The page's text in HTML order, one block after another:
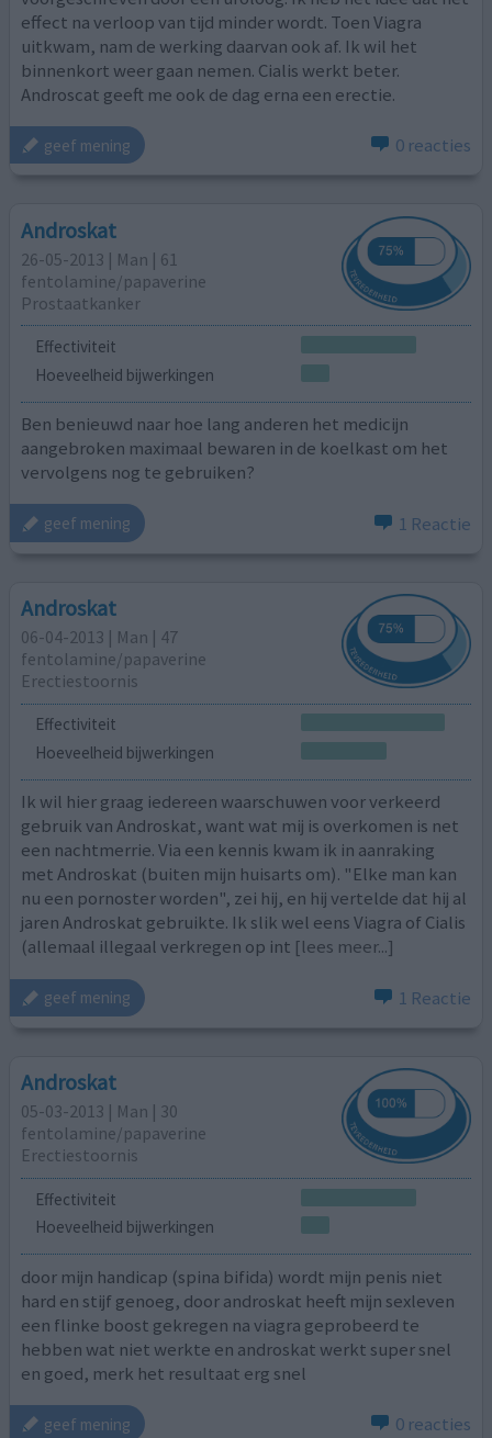
effect na verloop van tijd minder wordt. Toen Viagra
uitkwam, nam de werking daarvan ook af. Ik wil het
binnenkort weer gaan nemen. Cialis werkt beter.
Androscat geeft me ook de dag erna een erectie.
geef mening 0 reacties
Androskat
26-05-2013 | Man | 61
fentolamine/papaverine
Prostaatkanker
Effectiviteit
Hoeveelheid bijwerkingen
Ben benieuwd naar hoe lang anderen het medicijn
aangebroken maximaal bewaren in de koelkast om het
vervolgens nog te gebruiken?
geef mening 1 Reactie
Androskat
06-04-2013 | Man | 47
fentolamine/papaverine
Erectiestoornis
Effectiviteit
Hoeveelheid bijwerkingen
Ik wil hier graag iedereen waarschuwen voor verkeerd
gebruik van Androskat, want wat mij is overkomen is net
een nachtmerrie. Via een kennis kwam ik in aanraking
met Androskat (buiten mijn huisarts om). "Elke man kan
nu een pornoster worden", zei hij, en hij vertelde dat hij al
jaren Androskat gebruikte. Ik slik wel eens Viagra of Cialis
(allemaal illegaal verkregen op int [lees meer...]
geef mening 1 Reactie
Androskat
05-03-2013 | Man | 30
fentolamine/papaverine
Erectiestoornis
Effectiviteit
Hoeveelheid bijwerkingen
door mijn handicap (spina bifida) wordt mijn penis niet
hard en stijf genoeg, door androskat heeft mijn sexleven
een flinke boost gekregen na viagra geprobeerd te
hebben wat niet werkte en androskat werkt super snel
en goed, merk het resultaat erg snel
geef mening 0 reacties